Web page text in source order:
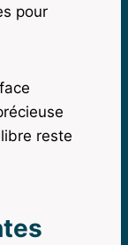
pour
reste